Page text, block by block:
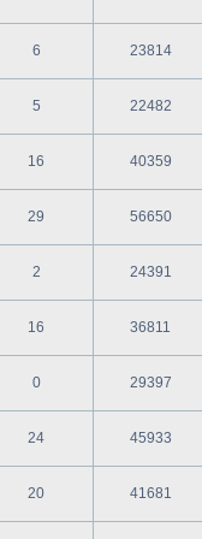
6 23814
5 22482
16 40359
29 56650
2 24391
16 36811
0 29397
24 45933
20 41681